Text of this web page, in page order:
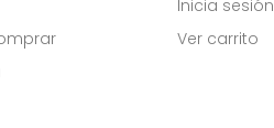
Inicia sesión
Ver carrito